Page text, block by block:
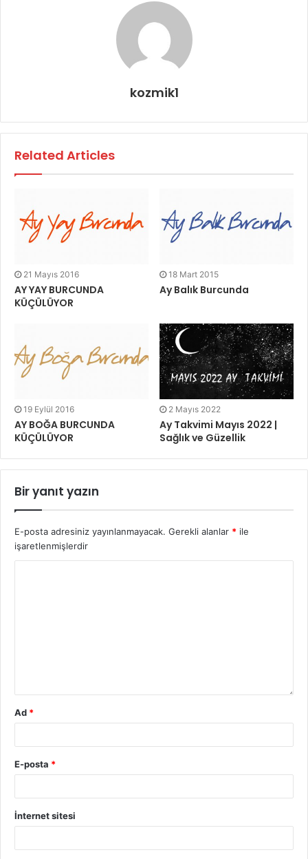
kozmik1
Related Articles
21 Mayıs 2016
AY YAY BURCUNDA
KÜÇÜLÜYOR
18 Mart 2015
Ay Balık Burcunda
19 Eylül 2016
AY BOĞA BURCUNDA
KÜÇÜLÜYOR
2 Mayıs 2022
Ay Takvimi Mayıs 2022 |
Sağlık ve Güzellik
Bir yanıt yazın
E-posta adresiniz yayınlanmayacak. Gerekli alanlar * ile
işaretlenmişlerdir
Ad *
E-posta *
İnternet sitesi